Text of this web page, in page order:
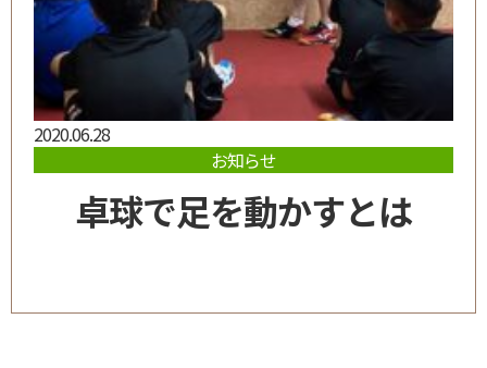
2020.06.28
お知らせ
卓球で足を動かすとは